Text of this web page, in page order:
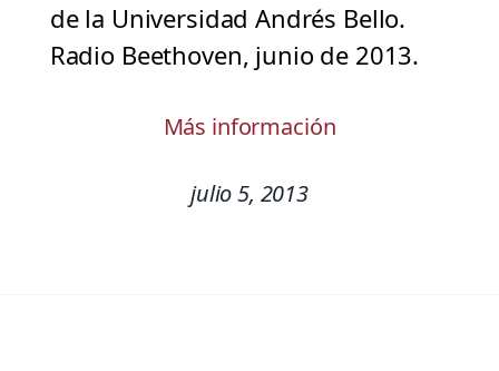
de la Universidad Andrés Bello.
Radio Beethoven, junio de 2013.
Más información
julio 5, 2013